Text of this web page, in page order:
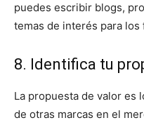
puedes escribir blogs,
temas de interés para los
8. Identifica tu
La propuesta de valor es
de otras marcas en el